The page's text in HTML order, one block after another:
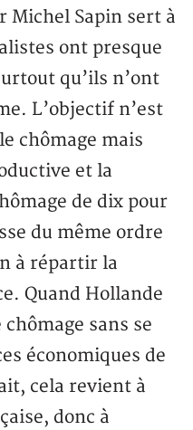
Sapin sert à
ont presque
qu’ils n’ont
L’objectif n’est
chômage mais
et la
de dix pour
du même ordre
à répartir la
Quand Hollande
sans se
économiques de
cela revient à
donc à